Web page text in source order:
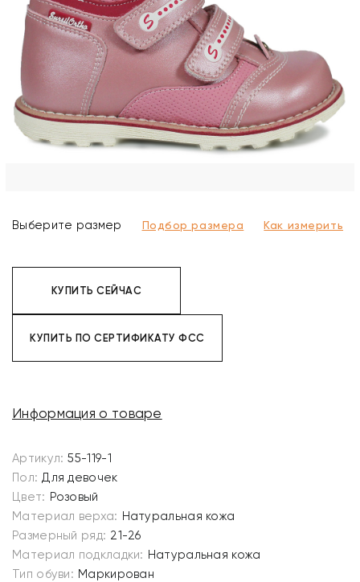
Выберите размер Подбор размера Как измерить
КУПИТЬ СЕЙЧАС
КУПИТЬ ПО СЕРТИФИКАТУ ФСС
Информация о товаре
Артикул: 55-119-1
Пол: Для девочек
Цвет: Розовый
Материал верха: Натуральная кожа
Размерный ряд: 21-26
Материал подкладки: Натуральная кожа
Тип обуви: Маркирован